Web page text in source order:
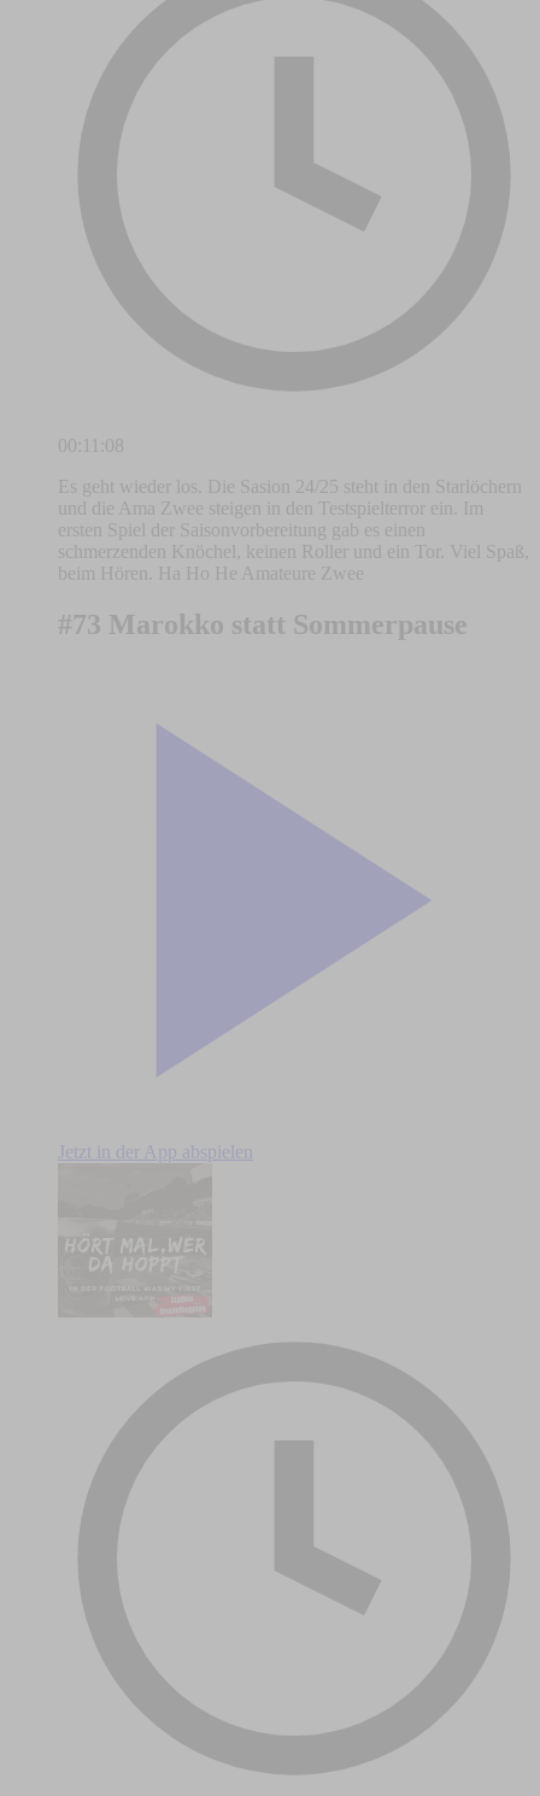
00:11:08
Es geht wieder los. Die Sasion 24/25 steht in den Starlöchern
und die Ama Zwee steigen in den Testspielterror ein. Im
ersten Spiel der Saisonvorbereitung gab es einen
schmerzenden Knöchel, keinen Roller und ein Tor. Viel Spaß,
beim Hören. Ha Ho He Amateure Zwee
#73 Marokko statt Sommerpause
Jetzt in der App abspielen